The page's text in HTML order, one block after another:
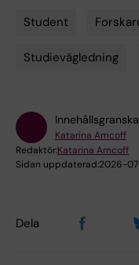
Student
Studievägledning
Katarina Amcoff
Redaktör:Katarina Amcoff
Sidan uppdaterad:2026-
Dela